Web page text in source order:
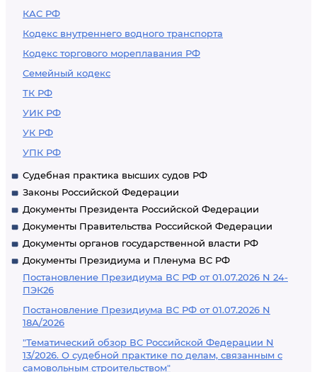
КАС РФ
Кодекс внутреннего водного транспорта
Кодекс торгового мореплавания РФ
Семейный кодекс
ТК РФ
УИК РФ
УК РФ
УПК РФ
Судебная практика высших судов РФ
Законы Российской Федерации
Документы Президента Российской Федерации
Документы Правительства Российской Федерации
Документы органов государственной власти РФ
Документы Президиума и Пленума ВС РФ
Постановление Президиума ВС РФ от 01.07.2026 N 24-
ПЭК26
Постановление Президиума ВС РФ от 01.07.2026 N
18А/2026
"Тематический обзор ВС Российской Федерации N
13/2026. О судебной практике по делам, связанным с
самовольным строительством"